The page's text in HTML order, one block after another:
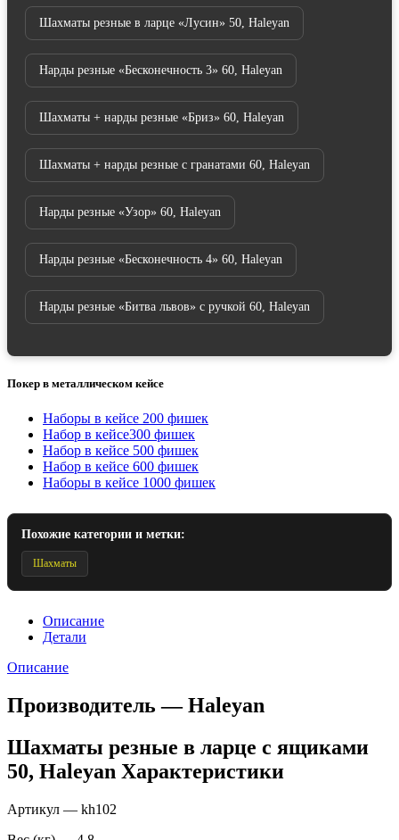
Шахматы резные в ларце «Лусин» 50, Haleyan
Нарды резные «Бесконечность 3» 60, Haleyan
Шахматы + нарды резные «Бриз» 60, Haleyan
Шахматы + нарды резные с гранатами 60, Haleyan
Нарды резные «Узор» 60, Haleyan
Нарды резные «Бесконечность 4» 60, Haleyan
Нарды резные «Битва львов» с ручкой 60, Haleyan
Покер в металлическом кейсе
Наборы в кейсе 200 фишек
Набор в кейсе300 фишек
Набор в кейсе 500 фишек
Набор в кейсе 600 фишек
Наборы в кейсе 1000 фишек
Похожие категории и метки:
Шахматы
Описание
Детали
Описание
Производитель — Haleyan
Шахматы резные в ларце с ящиками
50, Haleyan Характеристики
Артикул — kh102